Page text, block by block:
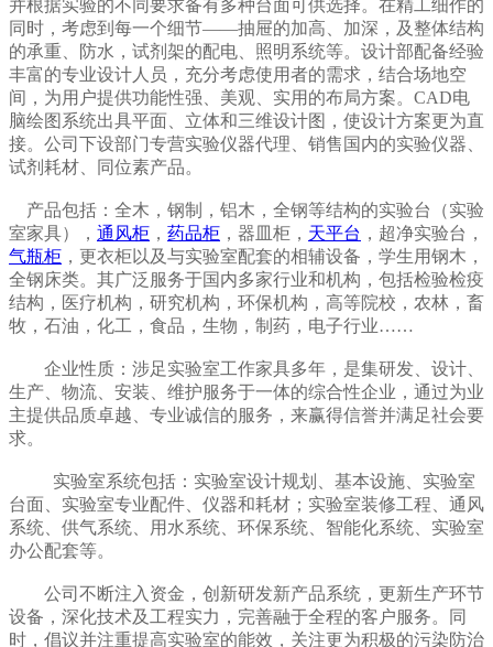
并根据实验的不同要求备有多种台面可供选择。在精工细作的
同时，考虑到每一个细节——抽屉的加高、加深，及整体结构
的承重、防水，试剂架的配电、照明系统等。设计部配备经验
丰富的专业设计人员，充分考虑使用者的需求，结合场地空
间，为用户提供功能性强、美观、实用的布局方案。CAD电
脑绘图系统出具平面、立体和三维设计图，使设计方案更为直
接。公司下设部门专营实验仪器代理、销售国内的实验仪器、
试剂耗材、同位素产品。
产品包括：全木，钢制，铝木，全钢等结构的实验台（实验
室家具）， 通风柜 ， 药品柜 ，器皿柜， 天平台 ，超净实验台，
气瓶柜 ，更衣柜以及与实验室配套的相辅设备，学生用钢木，
全钢床类。其广泛服务于国内多家行业和机构，包括检验检疫
结构，医疗机构，研究机构，环保机构，高等院校，农林，畜
牧，石油，化工，食品，生物，制药，电子行业……
企业性质：涉足实验室工作家具多年，是集研发、设计、
生产、物流、安装、维护服务于一体的综合性企业，通过为业
主提供品质卓越、专业诚信的服务，来赢得信誉并满足社会要
求。
实验室系统包括：实验室设计规划、基本设施、实验室
台面、实验室专业配件、仪器和耗材；实验室装修工程、通风
系统、供气系统、用水系统、环保系统、智能化系统、实验室
办公配套等。
公司不断注入资金，创新研发新产品系统，更新生产环节
设备，深化技术及工程实力，完善融于全程的客户服务。同
时，倡议并注重提高实验室的能效，关注更为积极的污染防治